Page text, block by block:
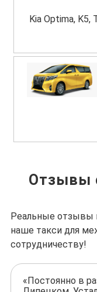
Kia Optima, K5,
Отзывы
Реальные отзывы
наше такси для
сотрудничеству!
«Постоянно в